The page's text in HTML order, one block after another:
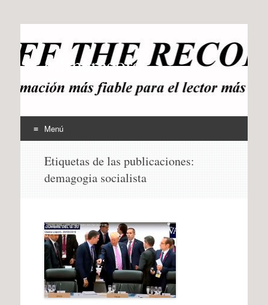
offtherecord
OTR
Menú
contenido
Etiquetas de las publicaciones:
demagogia socialista